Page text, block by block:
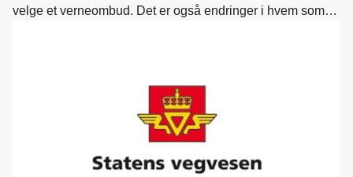
velge et verneombud. Det er også endringer i hvem som